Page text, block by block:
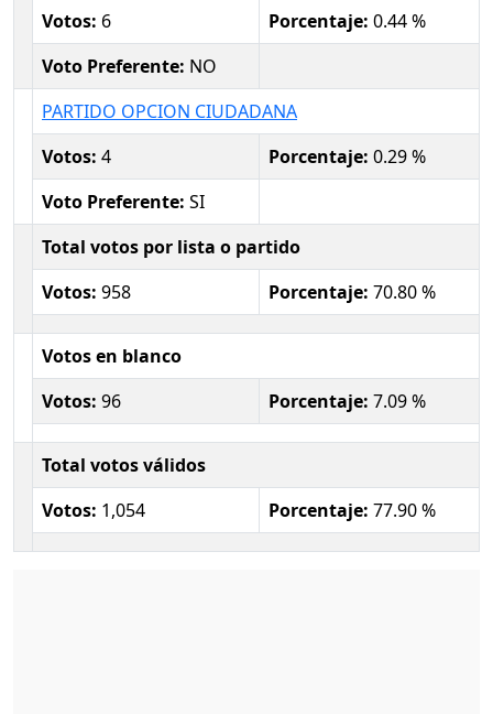
Votos: 6 Porcentaje: 0.44 %
Voto Preferente: NO
PARTIDO OPCION CIUDADANA
Votos: 4 Porcentaje: 0.29 %
Voto Preferente: SI
Total votos por lista o partido
Votos: 958 Porcentaje: 70.80 %
Votos en blanco
Votos: 96 Porcentaje: 7.09 %
Total votos válidos
Votos: 1,054 Porcentaje: 77.90 %